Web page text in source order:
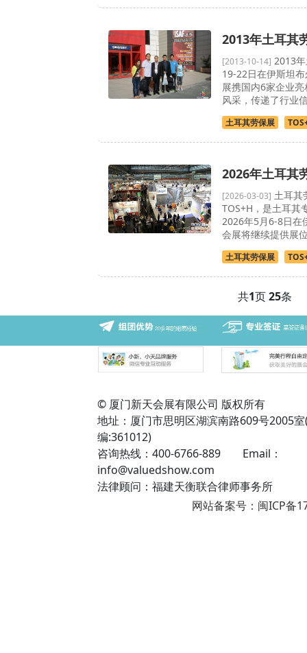
2013年土耳其
[2013-10-14] 2013
19-22日在伊斯坦
展携国内6家企业
风采，传递了行业
土耳其劳保展
2026年土耳其
[2026-03-03] 土耳其
TOS+H，是土耳其
2026年5月6-8日在
会展将继续提供展
土耳其劳保展
共1页25条
© 厦门新天会展有限公司 版权所有
地址：厦门市思明区湖滨南路609号2005
编:361012)
咨询热线：400-6766-889 Email：
info@valuedshow.com
法律顾问：福建天衡联合律师事务所
网站备案号：闽ICP备